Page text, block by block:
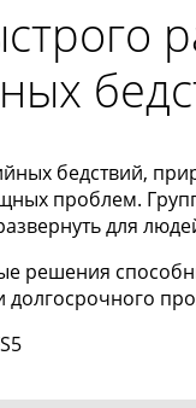
бедствий,
проблем.
для
решения
долгосрочного